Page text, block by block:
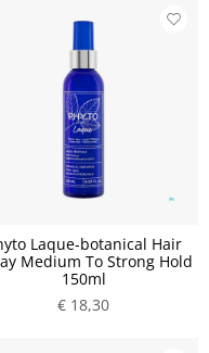
Laque-botanical Hair
Medium To Strong Hold
150ml
€ 18,30